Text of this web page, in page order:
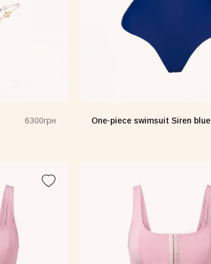
6300грн One-piece swimsuit Siren blue